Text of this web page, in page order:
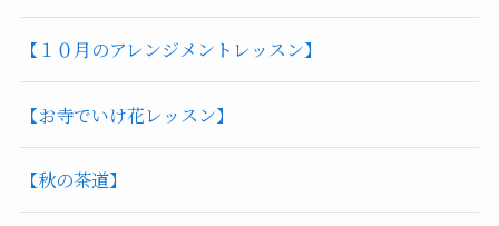
【１０月のアレンジメントレッスン】
【お寺でいけ花レッスン】
【秋の茶道】